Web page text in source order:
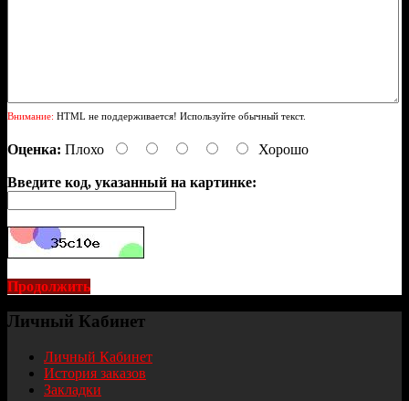
Внимание: HTML не поддерживается! Используйте обычный текст.
Оценка: Плохо Хорошо
Введите код, указанный на картинке:
Продолжить
Личный Кабинет
Личный Кабинет
История заказов
Закладки